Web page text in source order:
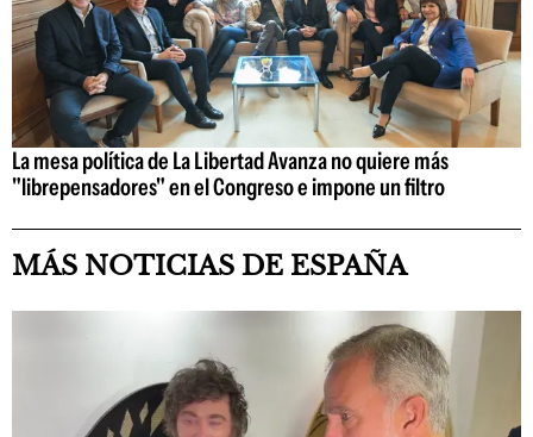
La mesa política de La Libertad Avanza no quiere más
"librepensadores" en el Congreso e impone un filtro
MÁS NOTICIAS DE ESPAÑA